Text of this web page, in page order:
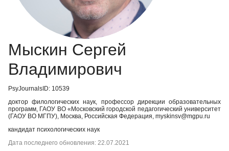
Мыскин Сергей
Владимирович
PsyJournalsID: 10539
доктор филологических наук, профессор дирекции образовательных
программ, ГАОУ ВО «Московский городской педагогический университет
(ГАОУ ВО МГПУ), Москва, Российская Федерация, myskinsv@mgpu.ru
кандидат психологических наук
Дата последнего обновления: 22.07.2021